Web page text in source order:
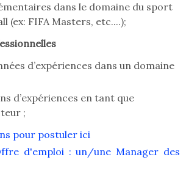
dans le domaine du sport
(ex: FIFA Masters, etc....);
d’expériences dans un domaine
d’expériences en tant que
;
pour postuler ici
d'emploi : un/une Manager des